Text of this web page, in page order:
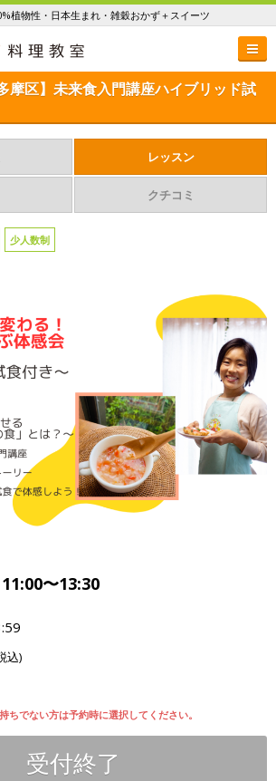
植物性・日本生まれ・雑穀おかず＋スイーツ
摩区】未来食入門講座ハイブリッド試
レッスン
クチコミ
少人数制
〜13:30
込)
ちでない方は予約時に選択してください。
受付終了